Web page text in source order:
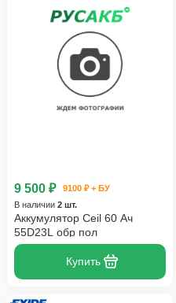
9 500 ₽
9100 ₽ + БУ
В наличии 2 шт.
Аккумулятор Ceil 60 Ач
55D23L обр пол
Купить